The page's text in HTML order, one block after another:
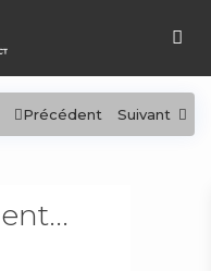
Précédent Suivant